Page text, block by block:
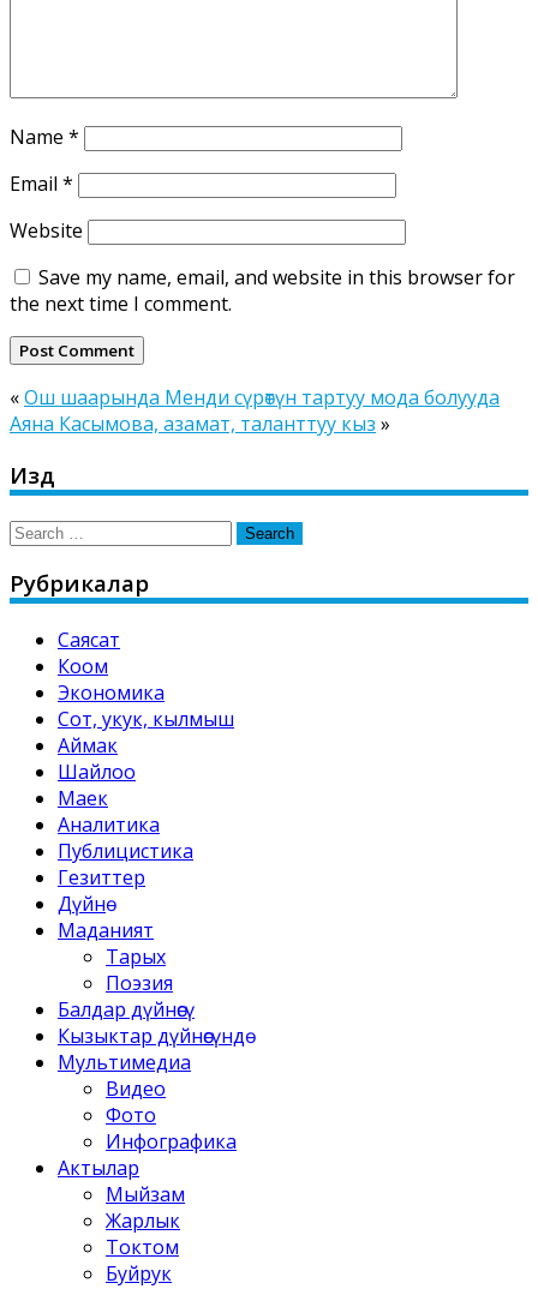
Name *
Email *
Website
Save my name, email, and website in this browser for
the next time I comment.
«Ош шаарында Менди сүрөтүн тартуу мода болууда
Аяна Касымова, азамат, таланттуу кыз »
Издөө
Search
Рубрикалар
Саясат
Коом
Экономика
Сот, укук, кылмыш
Аймак
Шайлоо
Маек
Аналитика
Публицистика
Гезиттер
Дүйнө
Маданият
Тарых
Поэзия
Балдар дүйнөсү
Кызыктар дүйнөсүндө
Мультимедиа
Видео
Фото
Инфографика
Актылар
Мыйзам
Жарлык
Токтом
Буйрук